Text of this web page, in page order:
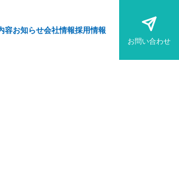
お問い合わせ
容お知らせ会社情報採用情報